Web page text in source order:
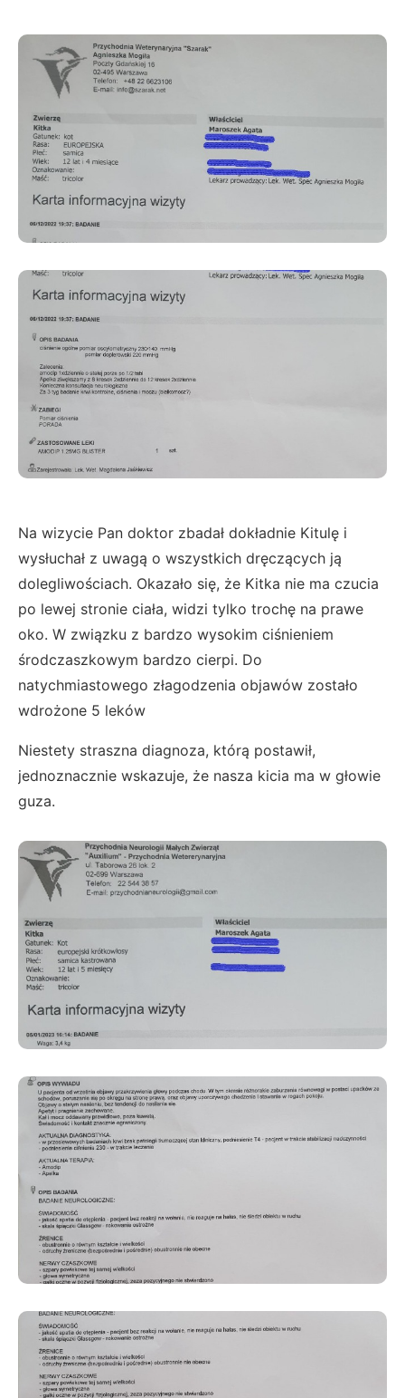
Na wizycie Pan doktor zbadał dokładnie Kitulę i
wysłuchał z uwagą o wszystkich dręczących ją
dolegliwościach. Okazało się, że Kitka nie ma czucia
po lewej stronie ciała, widzi tylko trochę na prawe
oko. W związku z bardzo wysokim ciśnieniem
środczaszkowym bardzo cierpi. Do
natychmiastowego złagodzenia objawów zostało
wdrożone 5 leków
Niestety straszna diagnoza, którą postawił,
jednoznacznie wskazuje, że nasza kicia ma w głowie
guza.